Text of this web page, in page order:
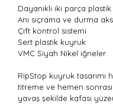
Dayanıklı iki parça
Ani sıçrama ve durma
Çift kontrol sistemi
Sert plastik kuyruk
VMC Siyah Nikel iğneler
RipStop kuyruk tasarımı
titreme ve hemen
yavaş şekilde kafası